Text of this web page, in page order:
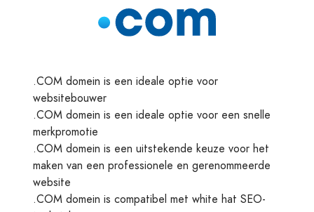
.COM domein is een ideale optie voor
websitebouwer
.COM domein is een ideale optie voor een snelle
merkpromotie
.COM domein is een uitstekende keuze voor het
maken van een professionele en gerenommeerde
website
.COM domein is compatibel met white hat SEO-